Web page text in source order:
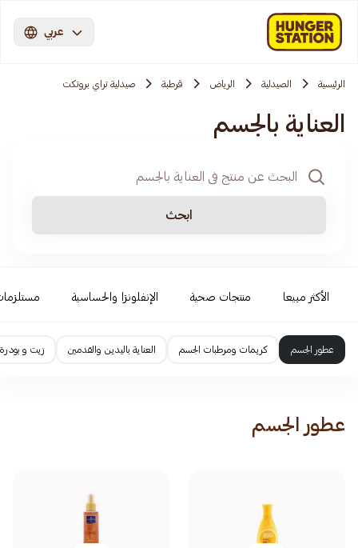
عربي
الرئيسية الصيدلية الرياض قرطبة صيدلية تراي بروتكت
العناية بالجسم
ابحث
الأكثر مبيعا منتجات صحية الإنفلونزا والحساسية
عطور الجسم كريمات ومرطبات الجسم العناية باليدين والقدمين زيت و
عطور الجسم